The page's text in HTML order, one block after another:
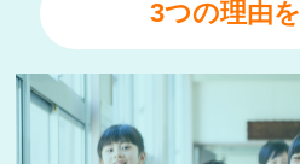
3つの理由